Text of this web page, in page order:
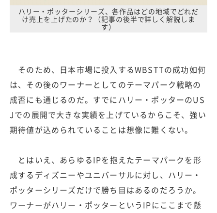
ハリー・ポッターシリーズ、各作品はどの地域でどれだ
け売上を上げたのか？（記事の後半で詳しく解説しま
す）
そのため、日本市場に投入するWBSTTの成功如何
は、その後のワーナーとしてのテーマパーク戦略の
成否にも通じるのだ。すでにハリー・ポッターのUS
Jでの展開で大きな実績を上げているからこそ、強い
期待値が込められていることは想像に難くない。
とはいえ、あらゆるIPを抱えたテーマパークを形
成するディズニーやユニバーサルに対し、ハリー・
ポッターシリーズだけで勝ち目はあるのだろうか。
ワーナーがハリー・ポッターというIPにここまで懸